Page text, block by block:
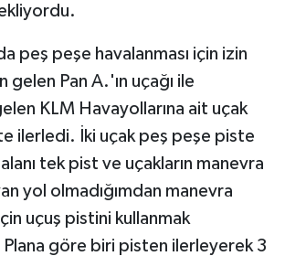
peş peşe havalanması için izin
gelen Pan A.'ın uçağı ile
KLM Havayollarına ait uçak
ilerledi. İki uçak peş peşe piste
tek pist ve uçakların manevra
yol olmadığımdan manevra
uçuş pistini kullanmak
Plana göre biri pisten ilerleyerek 3